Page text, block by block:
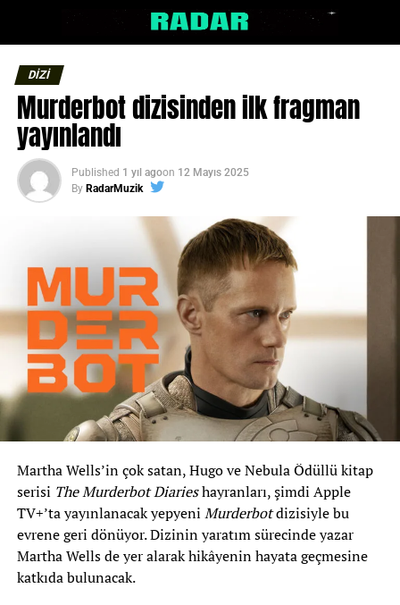
DİZİ
Murderbot dizisinden ilk fragman
yayınlandı
Published 1 yıl agoon 12 Mayıs 2025
By RadarMuzik
Martha Wells’in çok satan, Hugo ve Nebula Ödüllü kitap
serisi The Murderbot Diarieshayranları, şimdi Apple
TV+’ta yayınlanacak yepyeni Murderbotdizisiyle bu
evrene geri dönüyor. Dizinin yaratım sürecinde yazar
Martha Wells de yer alarak hikâyenin hayata geçmesine
katkıda bulunacak.